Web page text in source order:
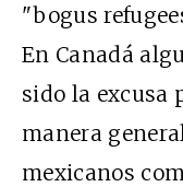
"bogus
En Canadá
sido la excusa
manera
mexicanos